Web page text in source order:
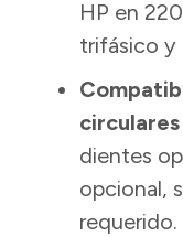
HP en
trifásico
circulares
dientes
opcional,
requerido.